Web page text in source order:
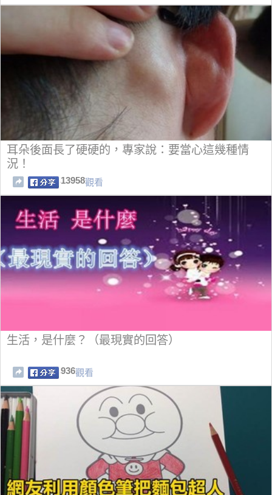
耳朵後面長了硬硬的，專家說：要當心這幾種情
況！
13958觀看
生活，是什麼？（最現實的回答）
936觀看